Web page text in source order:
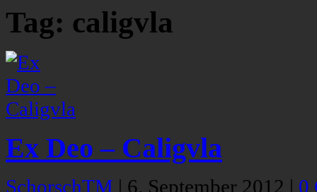
Tag: caligvla
Ex Deo – Caligvla
SchorschTM | 6. September 2012 | 0